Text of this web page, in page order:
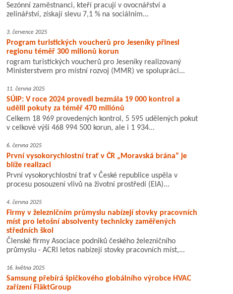
Sezónní zaměstnanci, kteří pracují v ovocnářství a
zelinářství, získají slevu 7,1 % na sociálním...
3. července 2025
Program turistických voucherů pro Jeseníky přinesl
regionu téměř 300 milionů korun
rogram turistických voucherů pro Jeseníky realizovaný
Ministerstvem pro místní rozvoj (MMR) ve spolupráci...
11. června 2025
SÚIP: V roce 2024 provedl bezmála 19 000 kontrol a
udělil pokuty za téměř 470 miliónů
Celkem 18 969 provedených kontrol, 5 595 udělených pokut
v celkové výši 468 994 500 korun, ale i 1 934...
6. června 2025
První vysokorychlostní trať v ČR „Moravská brána“ je
blíže realizaci
První vysokorychlostní trať v České republice uspěla v
procesu posouzení vlivů na životní prostředí (EIA)...
4. června 2025
Firmy v železničním průmyslu nabízejí stovky pracovních
míst pro letošní absolventy technicky zaměřených
středních škol
Členské firmy Asociace podniků českého železničního
průmyslu - ACRI letos nabízejí stovky pracovních míst,...
16. května 2025
Samsung přebírá špičkového globálního výrobce HVAC
zařízení FläktGroup